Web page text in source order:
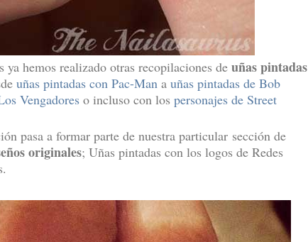
ya hemos realizado otras recopilaciones de uñas pintadas
uñas pintadas con Pac-Man a uñas pintadas de Bob
Vengadores o incluso con los personajes de Street
pasa a formar parte de nuestra particular sección de
originales; Uñas pintadas con los logos de Redes